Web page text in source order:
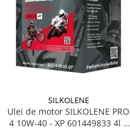
SILKOLENE
Ulei de motor SILKOLENE PRO
4 10W-40 - XP 601449833 4l +